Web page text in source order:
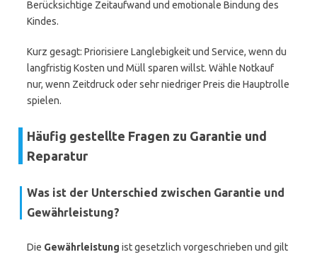
Berücksichtige Zeitaufwand und emotionale Bindung des
Kindes.
Kurz gesagt: Priorisiere Langlebigkeit und Service, wenn du
langfristig Kosten und Müll sparen willst. Wähle Notkauf
nur, wenn Zeitdruck oder sehr niedriger Preis die Hauptrolle
spielen.
Häufig gestellte Fragen zu Garantie und
Reparatur
Was ist der Unterschied zwischen Garantie und
Gewährleistung?
Die Gewährleistung ist gesetzlich vorgeschrieben und gilt